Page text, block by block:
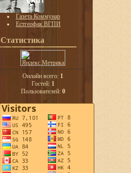
Газета Коммунар
Естгеофак ВГПИ
Статистика
Онлайн всего: 1
Гостей: 1
Пользователей: 0